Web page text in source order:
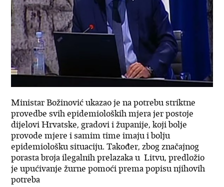
Ministar Božinović ukazao je na potrebu striktne
provedbe svih epidemioloških mjera jer postoje
dijelovi Hrvatske, gradovi i županije, koji bolje
provode mjere i samim time imaju i bolju
epidemiološku situaciju. Također, zbog značajnog
porasta broja ilegalnih prelazaka u Litvu, predložio
je upućivanje žurne pomoći prema popisu njihovih
potreba